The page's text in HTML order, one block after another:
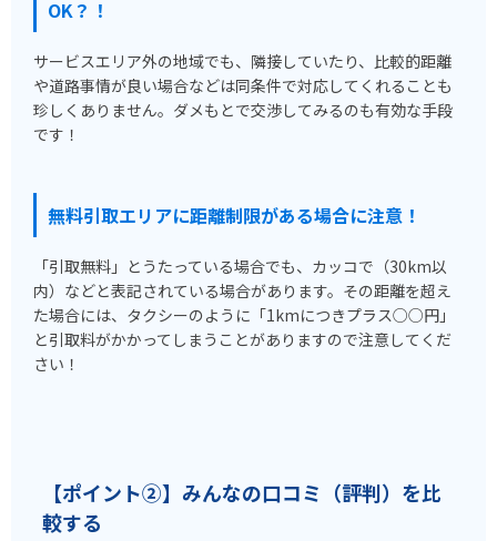
OK？！
サービスエリア外の地域でも、隣接していたり、比較的距離
や道路事情が良い場合などは同条件で対応してくれることも
珍しくありません。ダメもとで交渉してみるのも有効な手段
です！
無料引取エリアに距離制限がある場合に注意！
「引取無料」とうたっている場合でも、カッコで（30km以
内）などと表記されている場合があります。その距離を超え
た場合には、タクシーのように「1kmにつきプラス○○円」
と引取料がかかってしまうことがありますので注意してくだ
さい！
【ポイント②】みんなの口コミ（評判）を比
較する